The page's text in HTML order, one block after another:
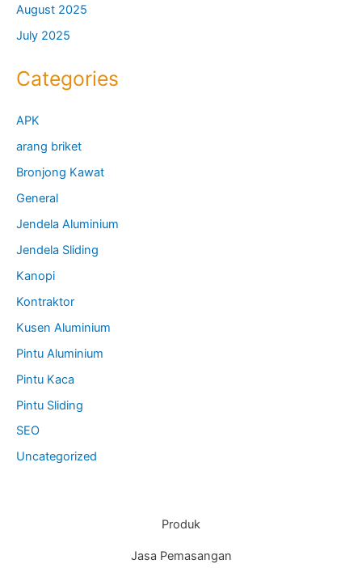
August 2025
July 2025
Categories
APK
arang briket
Bronjong Kawat
General
Jendela Aluminium
Jendela Sliding
Kanopi
Kontraktor
Kusen Aluminium
Pintu Aluminium
Pintu Kaca
Pintu Sliding
SEO
Uncategorized
Produk
Jasa Pemasangan